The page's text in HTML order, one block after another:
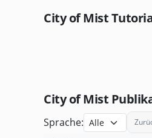
City of Mist
City of Mist
Sprache: